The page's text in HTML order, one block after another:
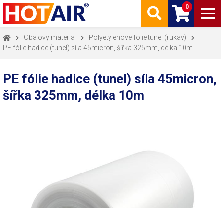
0
Obalový materiál
Polyetylenové fólie tunel (rukáv)
PE fólie hadice (tunel) síla 45micron, šířka 325mm, délka 10m
PE fólie hadice (tunel) síla 45micron,
šířka 325mm, délka 10m